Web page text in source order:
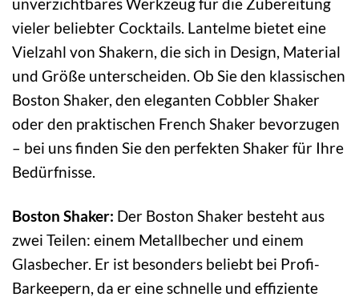
vieler beliebter Cocktails. Lantelme bietet eine
Vielzahl von Shakern, die sich in Design, Material
und Größe unterscheiden. Ob Sie den klassischen
Boston Shaker, den eleganten Cobbler Shaker
oder den praktischen French Shaker bevorzugen
– bei uns finden Sie den perfekten Shaker für Ihre
Bedürfnisse.
Boston Shaker: Der Boston Shaker besteht aus
zwei Teilen: einem Metallbecher und einem
Glasbecher. Er ist besonders beliebt bei Profi-
Barkeepern, da er eine schnelle und effiziente